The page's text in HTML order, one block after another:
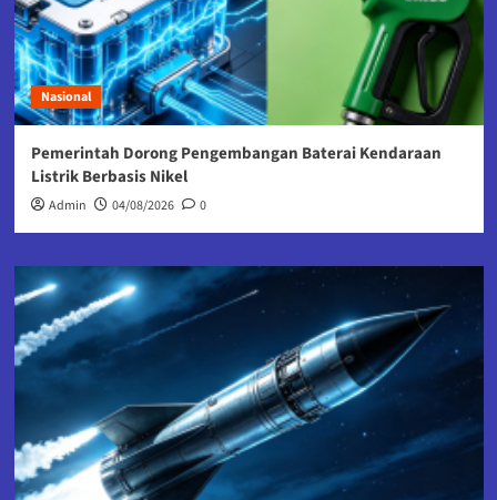
Nasional
Pemerintah Dorong Pengembangan Baterai Kendaraan
Listrik Berbasis Nikel
Admin 04/08/2026 0